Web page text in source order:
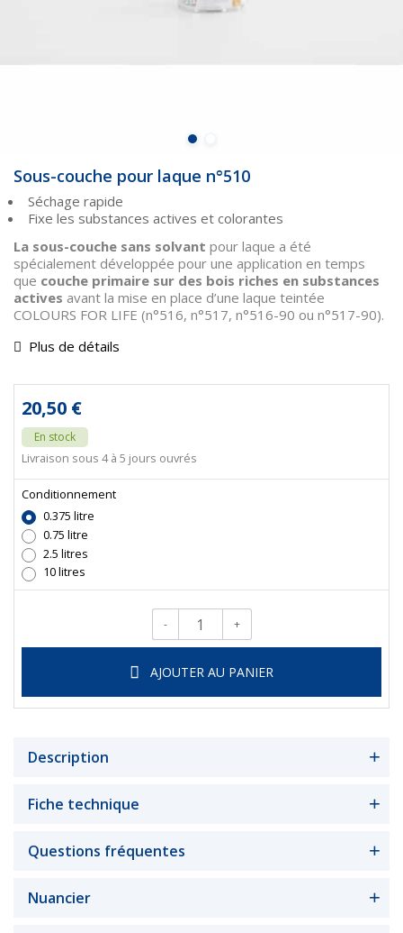
Sous-couche pour laque n°510
Séchage rapide
Fixe les substances actives et colorantes
La sous-couche sans solvant pour laque a été
spécialement développée pour une application en temps
que couche primaire sur des bois riches en substances
actives avant la mise en place d’une laque teintée
COLOURS FOR LIFE (n°516, n°517, n°516-90 ou n°517-90).
Plus de détails
20,50 €
En stock
Livraison sous 4 à 5 jours ouvrés
Conditionnement
0.375 litre
0.75 litre
2.5 litres
10 litres
Qté.
- +
AJOUTER AU PANIER
Description
Fiche technique
Questions fréquentes
Nuancier